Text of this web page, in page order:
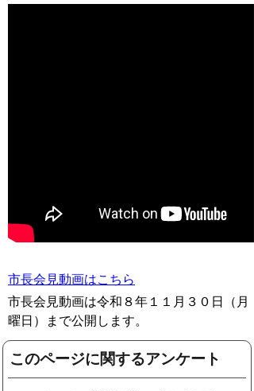
市長会見動画はこちら
市長会見動画は令和８年１１月３０日（月
曜日）まで公開します。
このページに関するアンケート